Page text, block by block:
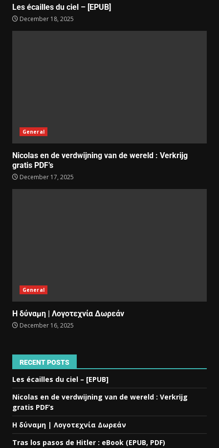
Les écailles du ciel – [EPUB]
December 18, 2025
General
Nicolas en de verdwijning van de wereld : Verkrijg
gratis PDF’s
December 17, 2025
General
Η δύναμη | Λογοτεχνία Δωρεάν
December 16, 2025
RECENT POSTS
Les écailles du ciel – [EPUB]
Nicolas en de verdwijning van de wereld : Verkrijg
gratis PDF’s
Η δύναμη | Λογοτεχνία Δωρεάν
Tras los pasos de Hitler : eBook (EPUB, PDF)